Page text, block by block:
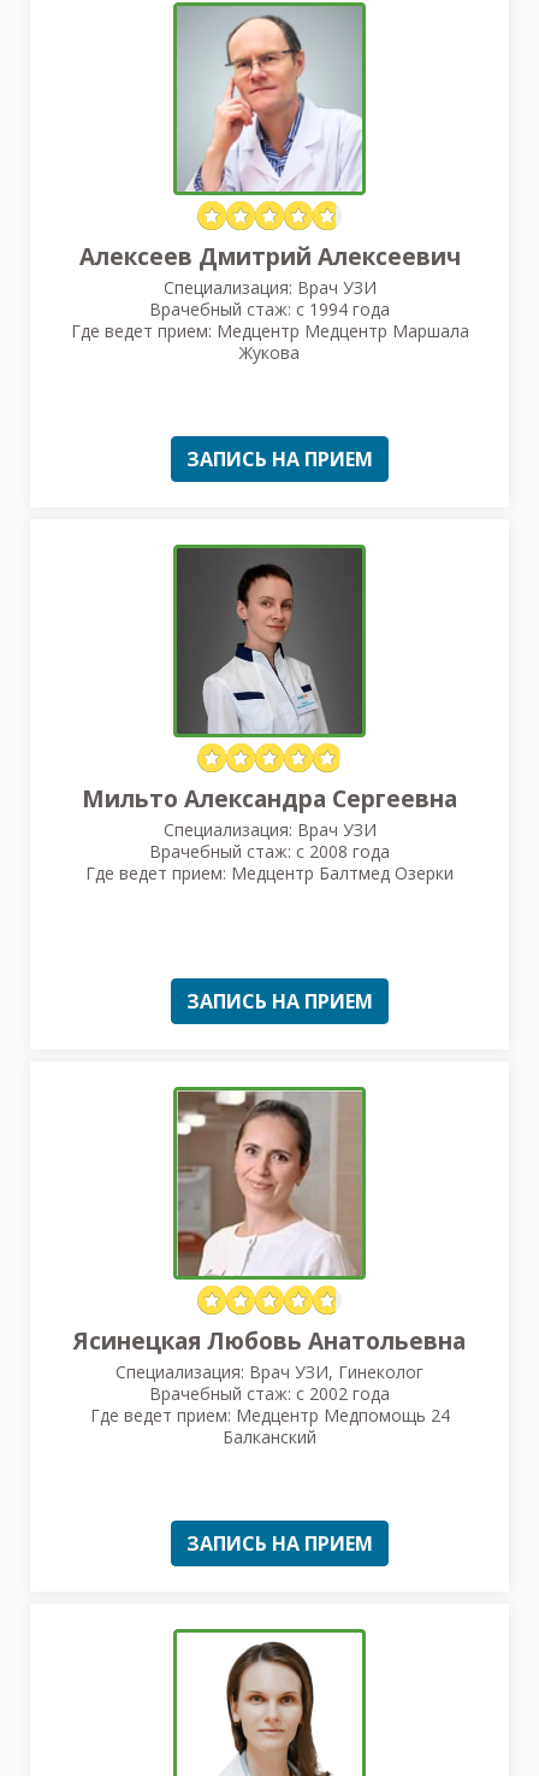
Алексеев Дмитрий Алексеевич
Специализация: Врач УЗИ
Врачебный стаж: с 1994 года
Где ведет прием: Медцентр Медцентр Маршала
Жукова
ЗАПИСЬ НА ПРИЕМ
Мильто Александра Сергеевна
Специализация: Врач УЗИ
Врачебный стаж: с 2008 года
Где ведет прием: Медцентр Балтмед Озерки
ЗАПИСЬ НА ПРИЕМ
Ясинецкая Любовь Анатольевна
Специализация: Врач УЗИ, Гинеколог
Врачебный стаж: с 2002 года
Где ведет прием: Медцентр Медпомощь 24
Балканский
ЗАПИСЬ НА ПРИЕМ